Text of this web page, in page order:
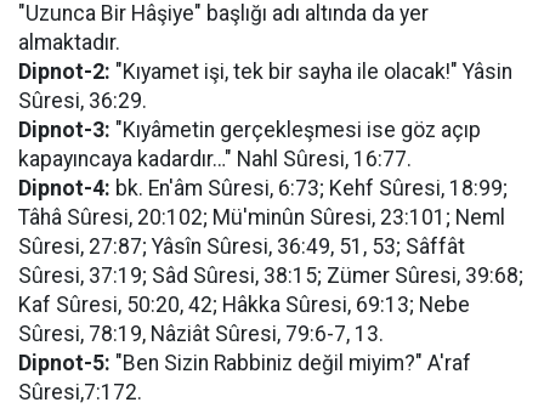
"Uzunca Bir Hâşiye" başlığı adı altında da yer
almaktadır.
Dipnot-2: "Kıyamet işi, tek bir sayha ile olacak!" Yâsin
Sûresi, 36:29.
Dipnot-3: "Kıyâmetin gerçekleşmesi ise göz açıp
kapayıncaya kadardır…" Nahl Sûresi, 16:77.
Dipnot-4: bk. En'âm Sûresi, 6:73; Kehf Sûresi, 18:99;
Tâhâ Sûresi, 20:102; Mü'minûn Sûresi, 23:101; Neml
Sûresi, 27:87; Yâsîn Sûresi, 36:49, 51, 53; Sâffât
Sûresi, 37:19; Sâd Sûresi, 38:15; Zümer Sûresi, 39:68;
Kaf Sûresi, 50:20, 42; Hâkka Sûresi, 69:13; Nebe
Sûresi, 78:19, Nâziât Sûresi, 79:6-7, 13.
Dipnot-5: "Ben Sizin Rabbiniz değil miyim?" A'raf
Sûresi,7:172.